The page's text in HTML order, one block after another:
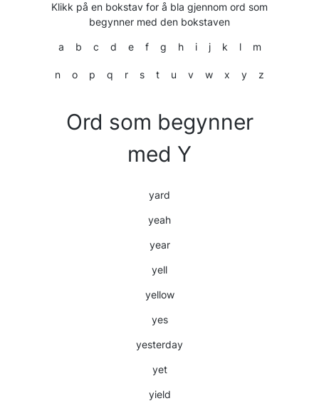
Klikk på en bokstav for å bla gjennom ord som
begynner med den bokstaven
a b c d e f g h i j k l m
n o p q r s t u v w x y z
Ord som begynner
med Y
yard
yeah
year
yell
yellow
yes
yesterday
yet
yield